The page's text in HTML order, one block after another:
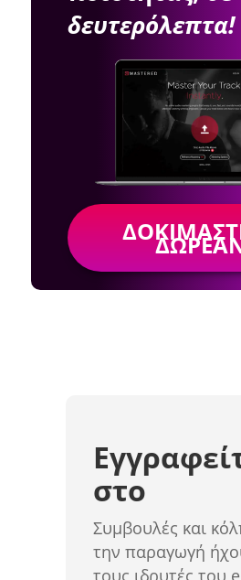
δευτερόλεπτα!
στο
Συμβουλές και
την παραγωγή
τους ιδρυτές του